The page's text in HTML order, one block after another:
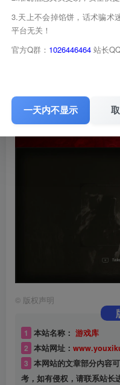
© 版权声明
1 本站名称： 游戏库
2 本站网址：
3 本网站的文章部分内容
考，如有侵权，请联系站长
3.天上不会掉馅饼，话术骗术
平台无关！
官方Q群： 1026446464 站长
一天内不显示